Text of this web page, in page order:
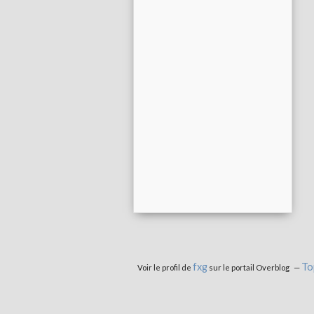
Voir le profil de fxgsur le portail Overblog